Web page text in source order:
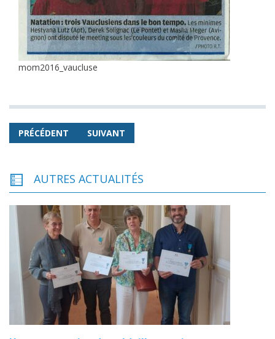
mom2016_vaucluse
PRÉCÉDENT SUIVANT
AUTRES ACTUALITÉS